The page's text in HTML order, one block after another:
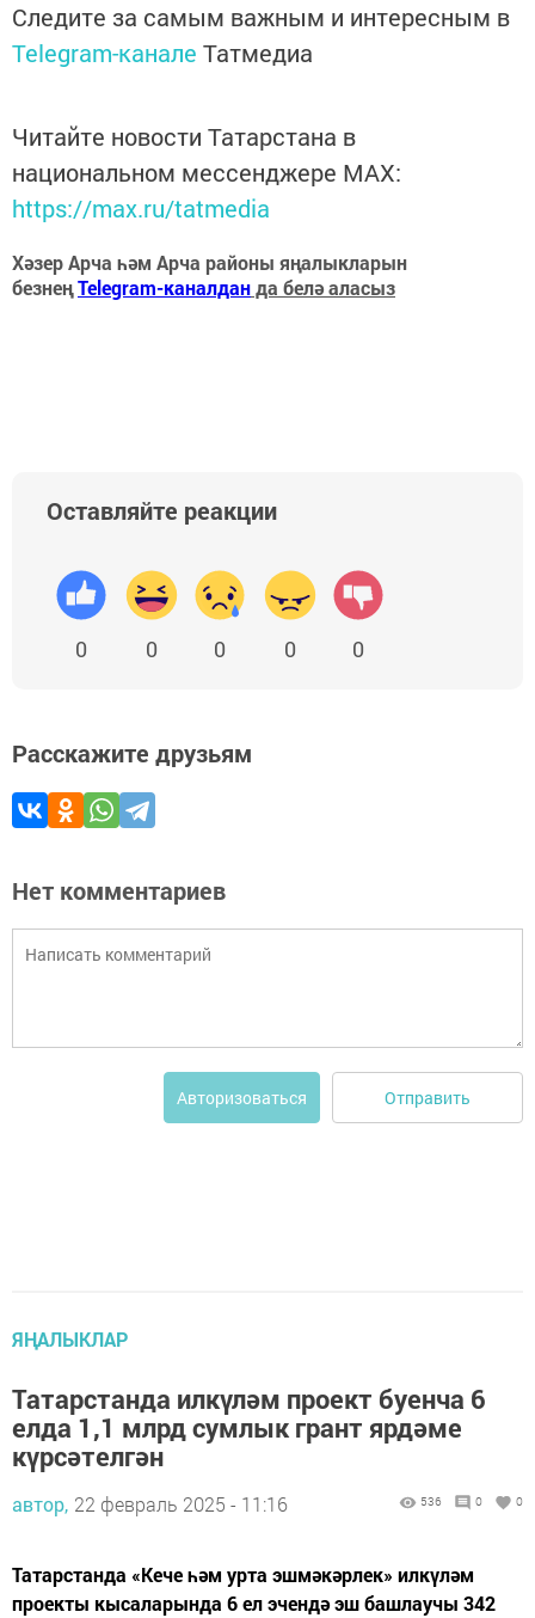
Следите за самым важным и интересным в
Telegram-канале Татмедиа
Читайте новости Татарстана в
национальном мессенджере MАХ:
https://max.ru/tatmedia
Хәзер Арча һәм Арча районы яңалыкларын
безнеңTelegram-каналданда белә аласыз
Оставляйте реакции
0 0 0 0 0
Расскажите друзьям
Нет комментариев
Авторизоваться Отправить
ЯҢАЛЫКЛАР
Татарстанда илкүләм проект буенча 6
елда 1,1 млрд сумлык грант ярдәме
күрсәтелгән
автор, 22 февраль 2025 - 11:16 536 0 0
Татарстанда «Кече һәм урта эшмәкәрлек» илкүләм
проекты кысаларында 6 ел эчендә эш башлаучы 342